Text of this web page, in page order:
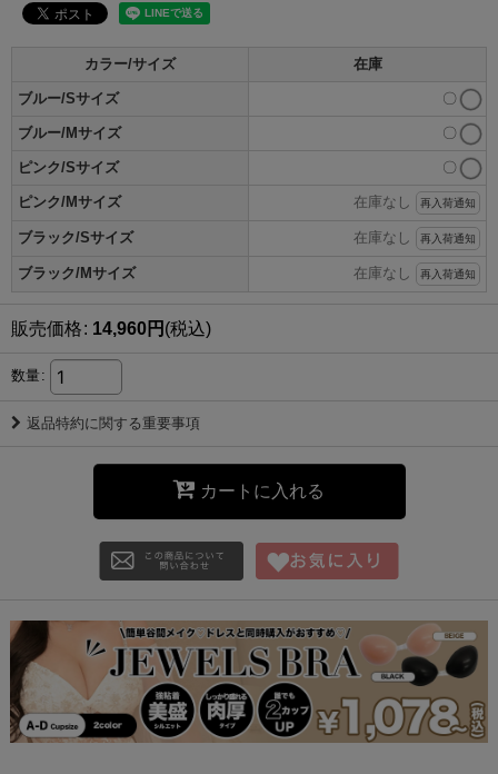
カラー/サイズ 在庫
ブルー/Sサイズ 〇
ブルー/Mサイズ 〇
ピンク/Sサイズ 〇
ピンク/Mサイズ 在庫なし 再入荷通知
ブラック/Sサイズ 在庫なし 再入荷通知
ブラック/Mサイズ 在庫なし 再入荷通知
販売価格: 14,960円 (税込)
数量:
返品特約に関する重要事項
カートに入れる